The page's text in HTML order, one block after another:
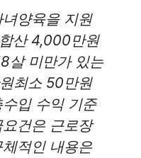
양육을 지원
산 4,000만원
살 미만가 있는
최소 50만원
입 수익 기준
건은 근로장
적인 내용은